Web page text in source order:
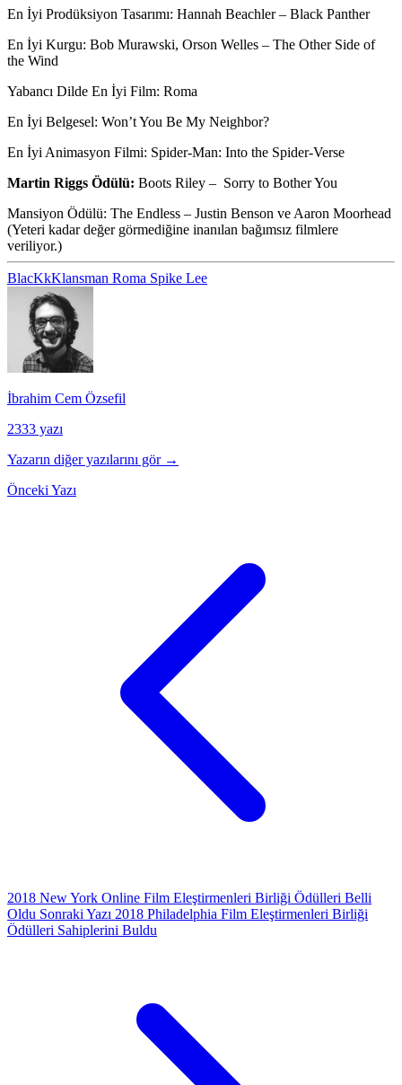
En İyi Prodüksiyon Tasarımı: Hannah Beachler – Black Panther
En İyi Kurgu: Bob Murawski, Orson Welles – The Other Side of
the Wind
Yabancı Dilde En İyi Film: Roma
En İyi Belgesel: Won’t You Be My Neighbor?
En İyi Animasyon Filmi: Spider-Man: Into the Spider-Verse
Martin Riggs Ödülü: Boots Riley – Sorry to Bother You
Mansiyon Ödülü: The Endless – Justin Benson ve Aaron Moorhead
(Yeteri kadar değer görmediğine inanılan bağımsız filmlere
veriliyor.)
BlacKkKlansman Roma Spike Lee
İbrahim Cem Özsefil
2333 yazı
Yazarın diğer yazılarını gör →
Önceki Yazı
2018 New York Online Film Eleştirmenleri Birliği Ödülleri Belli
Oldu Sonraki Yazı 2018 Philadelphia Film Eleştirmenleri Birliği
Ödülleri Sahiplerini Buldu